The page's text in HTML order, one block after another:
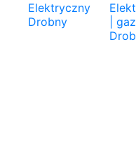
Elektryczny
Drobny
|